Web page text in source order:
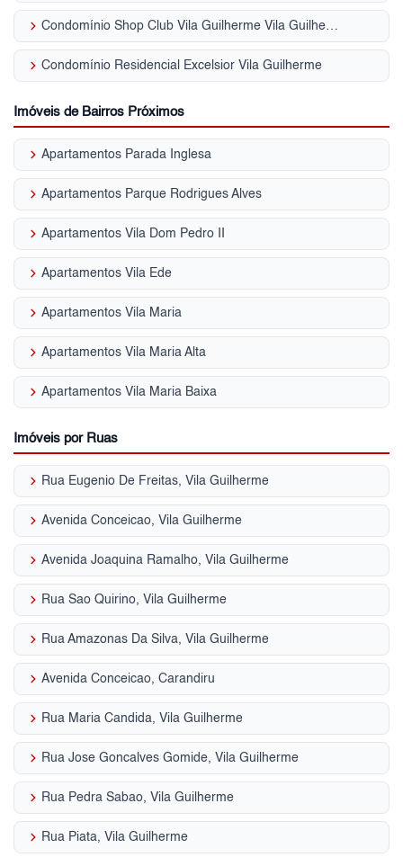
keyboard_arrow_right Condomínio Shop Club Vila Guilherme Vila Guilherme
keyboard_arrow_right Condomínio Residencial Excelsior Vila Guilherme
Imóveis de Bairros Próximos
keyboard_arrow_right Apartamentos Parada Inglesa
keyboard_arrow_right Apartamentos Parque Rodrigues Alves
keyboard_arrow_right Apartamentos Vila Dom Pedro II
keyboard_arrow_right Apartamentos Vila Ede
keyboard_arrow_right Apartamentos Vila Maria
keyboard_arrow_right Apartamentos Vila Maria Alta
keyboard_arrow_right Apartamentos Vila Maria Baixa
Imóveis por Ruas
keyboard_arrow_right Rua Eugenio De Freitas, Vila Guilherme
keyboard_arrow_right Avenida Conceicao, Vila Guilherme
keyboard_arrow_right Avenida Joaquina Ramalho, Vila Guilherme
keyboard_arrow_right Rua Sao Quirino, Vila Guilherme
keyboard_arrow_right Rua Amazonas Da Silva, Vila Guilherme
keyboard_arrow_right Avenida Conceicao, Carandiru
keyboard_arrow_right Rua Maria Candida, Vila Guilherme
keyboard_arrow_right Rua Jose Goncalves Gomide, Vila Guilherme
keyboard_arrow_right Rua Pedra Sabao, Vila Guilherme
keyboard_arrow_right Rua Piata, Vila Guilherme